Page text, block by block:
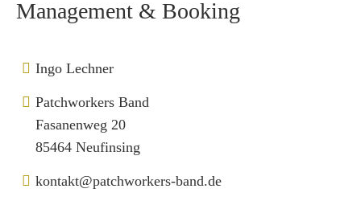
Management & Booking
Ingo Lechner
Patchworkers Band
Fasanenweg 20
85464 Neufinsing
kontakt@patchworkers-band.de